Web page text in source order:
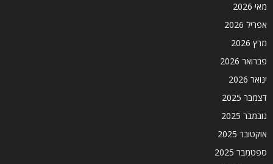
מאי 2026
אפריל 2026
מרץ 2026
פברואר 2026
ינואר 2026
דצמבר 2025
נובמבר 2025
אוקטובר 2025
ספטמבר 2025